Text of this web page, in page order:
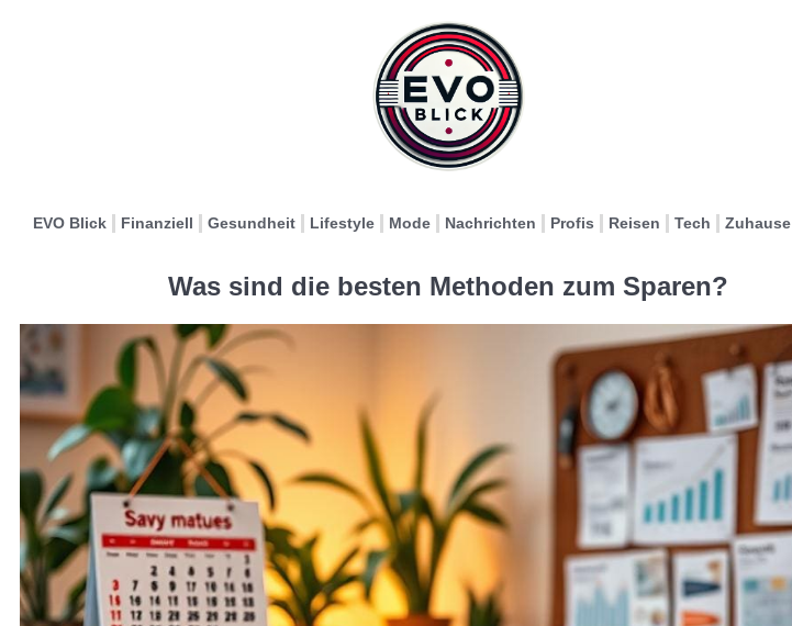
EVO Blick Finanziell Gesundheit Lifestyle Mode Nachrichten Profis Reisen Tech Zuhause
Was sind die besten Methoden zum Sparen?